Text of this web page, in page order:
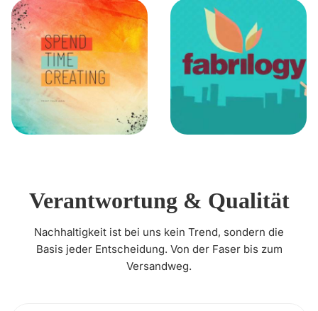
Verantwortung & Qualität
Nachhaltigkeit ist bei uns kein Trend, sondern die
Basis jeder Entscheidung. Von der Faser bis zum
Versandweg.